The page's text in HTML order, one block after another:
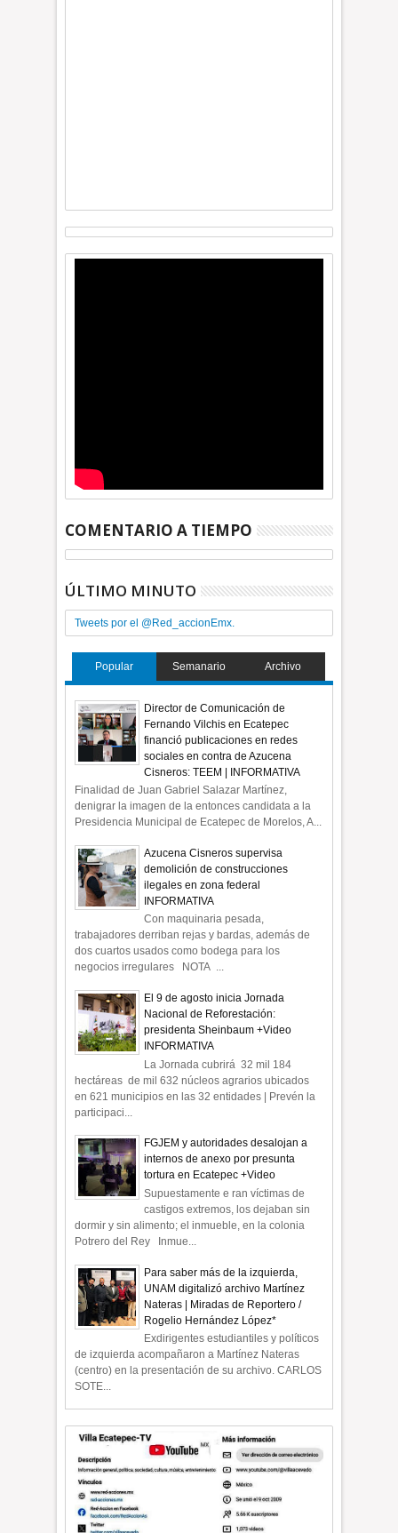
COMENTARIO A TIEMPO
ÚLTIMO MINUTO
Tweets por el @Red_accionEmx.
Popular Semanario Archivo
Director de Comunicación de
Fernando Vilchis en Ecatepec
financió publicaciones en redes
sociales en contra de Azucena
Cisneros: TEEM | INFORMATIVA
Finalidad de Juan Gabriel Salazar Martínez,
denigrar la imagen de la entonces candidata a la
Presidencia Municipal de Ecatepec de Morelos, A...
Azucena Cisneros supervisa
demolición de construcciones
ilegales en zona federal
INFORMATIVA
Con maquinaria pesada,
trabajadores derriban rejas y bardas, además de
dos cuartos usados como bodega para los
negocios irregulares NOTA ...
El 9 de agosto inicia Jornada
Nacional de Reforestación:
presidenta Sheinbaum +Video
INFORMATIVA
La Jornada cubrirá 32 mil 184
hectáreas de mil 632 núcleos agrarios ubicados
en 621 municipios en las 32 entidades | Prevén la
participaci...
FGJEM y autoridades desalojan a
internos de anexo por presunta
tortura en Ecatepec +Video
Supuestamente e ran víctimas de
castigos extremos, los dejaban sin
dormir y sin alimento; el inmueble, en la colonia
Potrero del Rey Inmue...
Para saber más de la izquierda,
UNAM digitalizó archivo Martínez
Nateras | Miradas de Reportero /
Rogelio Hernández López*
Exdirigentes estudiantiles y políticos
de izquierda acompañaron a Martínez Nateras
(centro) en la presentación de su archivo. CARLOS
SOTE...